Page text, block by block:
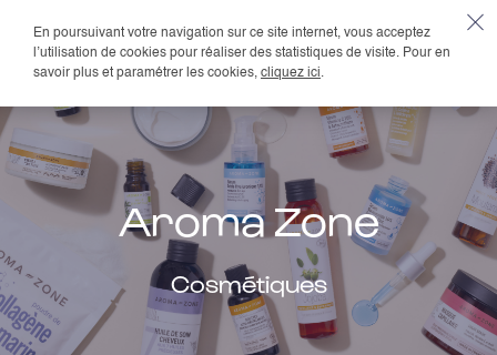
En poursuivant votre navigation sur ce site internet, vous acceptez
l’utilisation de cookies pour réaliser des statistiques de visite. Pour en
savoir plus et paramétrer les cookies, cliquez ici.
Aroma Zone
Cosmétiques